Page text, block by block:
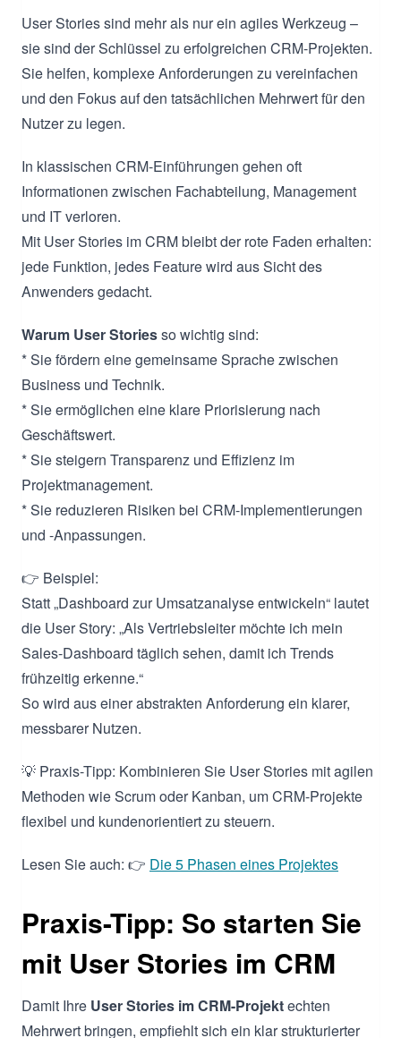
User Stories sind mehr als nur ein agiles Werkzeug –
sie sind der Schlüssel zu erfolgreichen CRM-Projekten.
Sie helfen, komplexe Anforderungen zu vereinfachen
und den Fokus auf den tatsächlichen Mehrwert für den
Nutzer zu legen.
In klassischen CRM-Einführungen gehen oft
Informationen zwischen Fachabteilung, Management
und IT verloren.
Mit User Stories im CRM bleibt der rote Faden erhalten:
jede Funktion, jedes Feature wird aus Sicht des
Anwenders gedacht.
Warum User Storiesso wichtig sind:
* Sie fördern eine gemeinsame Sprache zwischen
Business und Technik.
* Sie ermöglichen eine klare Priorisierung nach
Geschäftswert.
* Sie steigern Transparenz und Effizienz im
Projektmanagement.
* Sie reduzieren Risiken bei CRM-Implementierungen
und -Anpassungen.
👉 Beispiel:
Statt „Dashboard zur Umsatzanalyse entwickeln“ lautet
die User Story: „Als Vertriebsleiter möchte ich mein
Sales-Dashboard täglich sehen, damit ich Trends
frühzeitig erkenne.“
So wird aus einer abstrakten Anforderung ein klarer,
messbarer Nutzen.
💡 Praxis-Tipp: Kombinieren Sie User Stories mit agilen
Methoden wie Scrum oder Kanban, um CRM-Projekte
flexibel und kundenorientiert zu steuern.
Lesen Sie auch: 👉 Die 5 Phasen eines Projektes
Praxis-Tipp: So starten Sie
mit User Stories im CRM
Damit Ihre User Stories im CRM-Projektechten
Mehrwert bringen, empfiehlt sich ein klar strukturierter